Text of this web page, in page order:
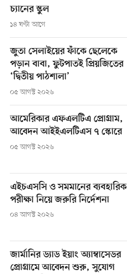
চ্যানের স্কুল
১৪ ঘণ্টা আগে
জুতা সেলাইয়ের ফাঁকে ছেলেকে
পড়ান বাবা, ফুটপাতই প্রিয়জিতের
‘দ্বিতীয় পাঠশালা’
০৫ আগস্ট ২০২৬
আমেরিকার এফএলটিএ প্রোগ্রাম,
আবেদন আইইএলটিএস ৭ স্কোরে
০৫ আগস্ট ২০২৬
এইচএসসি ও সমমানের ব্যবহারিক
পরীক্ষা নিয়ে জরুরি নির্দেশনা
০৪ আগস্ট ২০২৬
জার্মানির ড্যাড ইয়াং অ্যাম্বাসেডর
প্রোগ্রামে আবেদন শুরু, সুযোগ